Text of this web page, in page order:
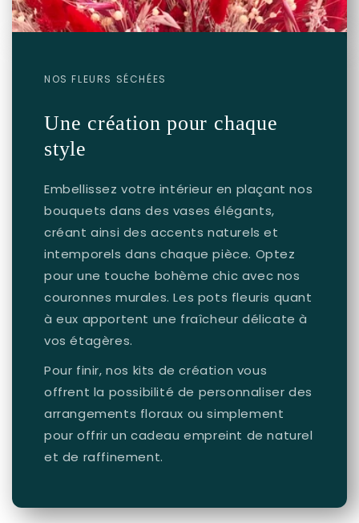
NOS FLEURS SÉCHÉES
Une création pour chaque
style
Embellissez votre intérieur en plaçant nos
bouquets dans des vases élégants,
créant ainsi des accents naturels et
intemporels dans chaque pièce. Optez
pour une touche bohème chic avec nos
couronnes murales. Les pots fleuris quant
à eux apportent une fraîcheur délicate à
vos étagères.
Pour finir, nos kits de création vous
offrent la possibilité de personnaliser des
arrangements floraux ou simplement
pour offrir un cadeau empreint de naturel
et de raffinement.